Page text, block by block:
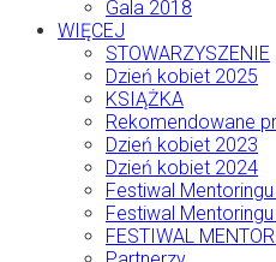
Gala 2018
WIĘCEJ
STOWARZYSZENIE
Dzień kobiet 2025
KSIĄŻKA
Rekomendowane
Dzień kobiet 2023
Dzień kobiet 2024
Festiwal
Festiwal
FESTIWAL